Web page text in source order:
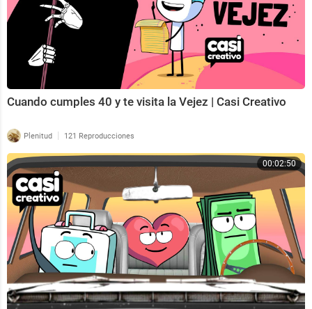
Cuando cumples 40 y te visita la Vejez | Casi Creativo
Plenitud | 121 Reproducciones
00:02:50